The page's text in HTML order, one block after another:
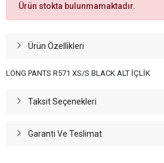
Ürün stokta bulunmamaktadır.
Ürün Özellikleri
LONG PANTS R571 XS/S BLACK ALT İÇLİK
Taksit Seçenekleri
Garanti Ve Teslimat